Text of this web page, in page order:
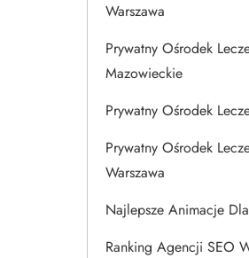
Warszawa
Prywatny Ośrodek
Mazowieckie
Prywatny Ośrodek
Prywatny Ośrodek
Warszawa
Najlepsze Animacje
Ranking Agencji SEO